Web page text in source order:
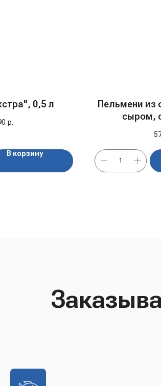
0,5 л
р.
В корзину
Пельмени из
сыром,